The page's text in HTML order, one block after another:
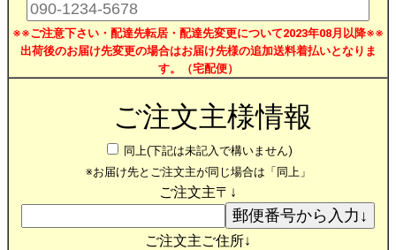
※※ご注意下さい・配達先転居・配達先変更について2023年08月以降※※
出荷後のお届け先変更の場合はお届け先様の追加送料着払いとなりま
す。（宅配便）
ご注文主様情報
同上(下記は未記入で構いません)
※お届け先とご注文主が同じ場合は「同上」
ご注文主〒↓
ご注文主ご住所↓